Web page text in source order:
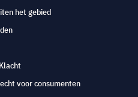
het gebied
voor consumenten